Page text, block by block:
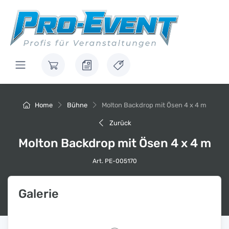
Home Bühne Molton Backdrop mit Ösen 4 x 4 m
Zurück
Molton Backdrop mit Ösen 4 x 4 m
Art. PE-005170
Galerie